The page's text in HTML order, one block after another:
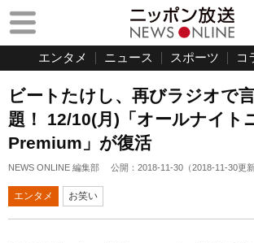
エンタメ ニュース スポーツ コ
ビートたけし、再びラジオで
題！ 12/10(月)「オールナイト
Premium」が復活
NEWS ONLINE 編集部 公開： 2018-11-30 （2018-11-30更新
エンタメ お笑い